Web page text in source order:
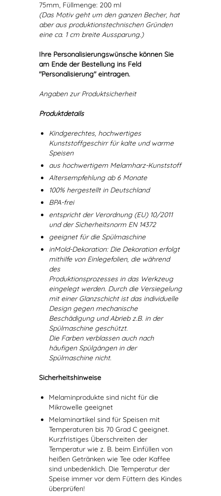
75mm, Füllmenge: 200 ml
(Das Motiv geht um den ganzen Becher, hat
aber aus produktionstechnischen Gründen
eine ca. 1 cm breite Aussparung.)
Ihre Personalisierungswünsche können Sie
am Ende der Bestellung ins Feld
"Personalisierung" eintragen.
Angaben zur Produktsicherheit
Produktdetails
Kindgerechtes, hochwertiges
Kunststoffgeschirr für kalte und warme
Speisen
aus hochwertigem Melamharz-Kunststoff
Altersempfehlung ab 6 Monate
100% hergestellt in Deutschland
BPA-frei
entspricht der Verordnung (EU) 10/2011
und der Sicherheitsnorm EN 14372
geeignet für die Spülmaschine
inMold-Dekoration: Die Dekoration erfolgt
mithilfe von Einlegefolien, die während
des
Produktionsprozesses in das Werkzeug
eingelegt werden. Durch die Versiegelung
mit einer Glanzschicht ist das individuelle
Design gegen mechanische
Beschädigung und Abrieb z.B. in der
Spülmaschine geschützt.
Die Farben verblassen auch nach
häufigen Spülgängen in der
Spülmaschine nicht.
Sicherheitshinweise
Melaminprodukte sind nicht für die
Mikrowelle geeignet
Melaminartikel sind für Speisen mit
Temperaturen bis 70 Grad C geeignet.
Kurzfristiges Überschreiten der
Temperatur wie z. B. beim Einfüllen von
heißen Getränken wie Tee oder Kaffee
sind unbedenklich. Die Temperatur der
Speise immer vor dem Füttern des Kindes
überprüfen!